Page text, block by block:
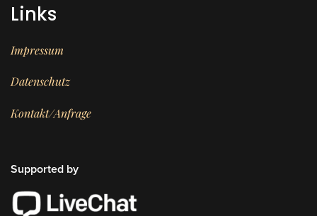
Links
Impressum
Datenschutz
Kontakt/Anfrage
Supported by